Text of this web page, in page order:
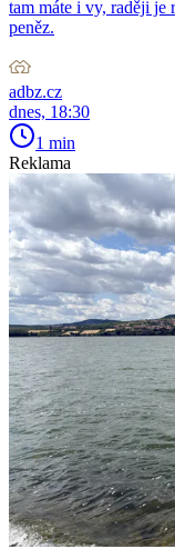
tam máte i vy, raději je
peněz.
adbz.cz
dnes, 18:30
1 min
Reklama